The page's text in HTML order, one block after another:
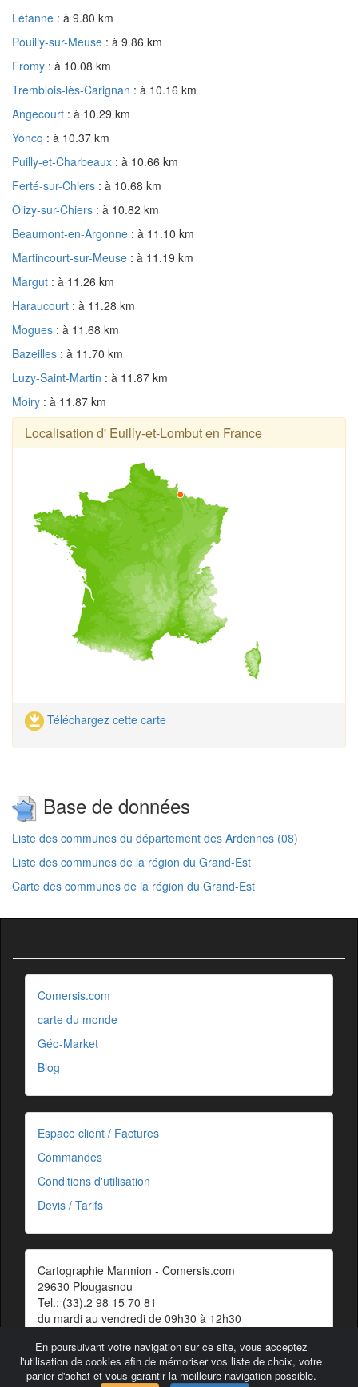
Létanne : à 9.80 km
Pouilly-sur-Meuse : à 9.86 km
Fromy : à 10.08 km
Tremblois-lès-Carignan : à 10.16 km
Angecourt : à 10.29 km
Yoncq : à 10.37 km
Puilly-et-Charbeaux : à 10.66 km
Ferté-sur-Chiers : à 10.68 km
Olizy-sur-Chiers : à 10.82 km
Beaumont-en-Argonne : à 11.10 km
Martincourt-sur-Meuse : à 11.19 km
Margut : à 11.26 km
Haraucourt : à 11.28 km
Mogues : à 11.68 km
Bazeilles : à 11.70 km
Luzy-Saint-Martin : à 11.87 km
Moiry : à 11.87 km
Localisation d' Euilly-et-Lombut en France
Téléchargez cette carte
Base de données
Liste des communes du département des Ardennes (08)
Liste des communes de la région du Grand-Est
Carte des communes de la région du Grand-Est
En poursuivant votre navigation sur ce site, vous acceptez
l'utilisation de cookies afin de mémoriser vos liste de choix, votre
panier d'achat et vous garantir la meilleure navigation possible.
Comersis.com
carte du monde
Géo-Market
Blog
Espace client / Factures
Commandes
Conditions d'utilisation
Devis / Tarifs
Cartographie Marmion - Comersis.com
29630 Plougasnou
Tel.: (33).2 98 15 70 81
du mardi au vendredi de 09h30 à 12h30
Contact